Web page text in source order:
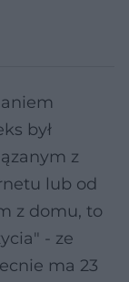
był
z
lub od
z domu, to
- ze
ma 23